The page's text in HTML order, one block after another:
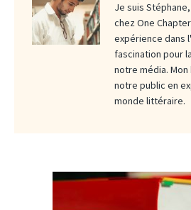
Je suis
chez One
expérience dans
fascination pour
notre média.
notre public en
monde littéraire.